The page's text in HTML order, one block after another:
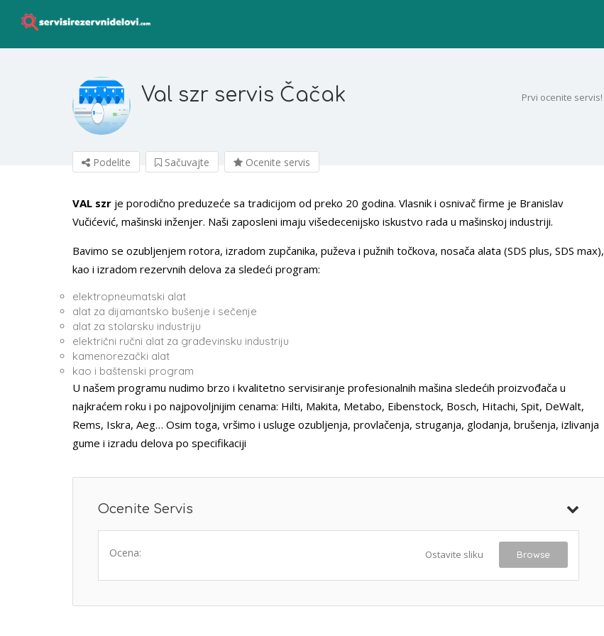
Val szr servis Čačak Prvi ocenite servis!
Podelite Sačuvajte Ocenite servis
VAL szr je porodično preduzeće sa tradicijom od preko 20 godina. Vlasnik i osnivač firme je Branislav
Vučićević, mašinski inženjer. Naši zaposleni imaju višedecenijsko iskustvo rada u mašinskoj industriji.
Bavimo se ozubljenjem rotora, izradom zupčanika, puževa i pužnih točkova, nosača alata (SDS plus, SDS max),
kao i izradom rezervnih delova za sledeći program:
elektropneumatski alat
alat za dijamantsko bušenje i sečenje
alat za stolarsku industriju
električni ručni alat za građevinsku industriju
kamenorezački alat
kao i baštenski program
U našem programu nudimo brzo i kvalitetno servisiranje profesionalnih mašina sledećih proizvođača u
najkraćem roku i po najpovoljnijim cenama: Hilti, Makita, Metabo, Eibenstock, Bosch, Hitachi, Spit, DeWalt,
Rems, Iskra, Aeg… Osim toga, vršimo i usluge ozubljenja, provlačenja, struganja, glodanja, brušenja, izlivanja
gume i izradu delova po specifikaciji
Ocenite Servis
Ocena: Ostavite sliku Browse